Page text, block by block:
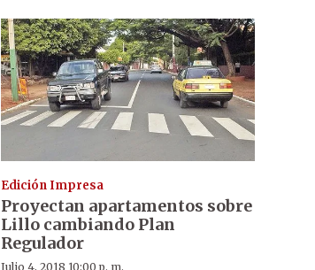
Edición Impresa
Proyectan apartamentos sobre
Lillo cambiando Plan
Regulador
Julio 4, 2018 10:00 p. m.